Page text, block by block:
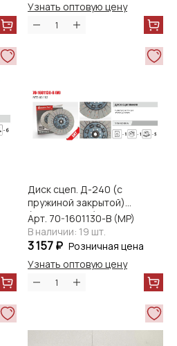
Узнать оптовую цену
Диск сцеп. Д-240 (с
пружиной закрытой)
(Master-Parts)
Арт. 70-1601130-B (MP)
В наличии: 19 шт.
3 157 ₽ Розничная цена
Узнать оптовую цену